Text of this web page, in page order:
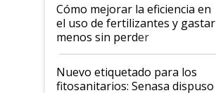
Cómo mejorar la eficiencia en
el uso de fertilizantes y gastar
menos sin perder
productividad en la campaña
fina
Nuevo etiquetado para los
fitosanitarios: Senasa dispuso